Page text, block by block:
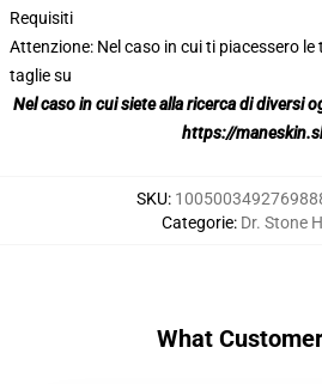
Requisiti
Attenzione: Nel caso in cui ti piacessero
taglie su
Nel caso in cui siete alla ricerca di diversi
https://
SKU:
Categorie: Dr. Stone
What